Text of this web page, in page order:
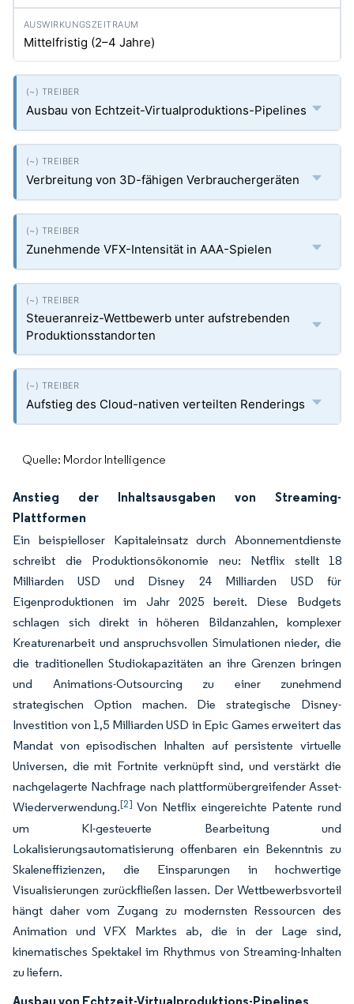
Mittelfristig (2–4 Jahre)
Ausbau von Echtzeit-Virtualproduktions-Pipelines
Verbreitung von 3D-fähigen Verbrauchergeräten
Zunehmende VFX-Intensität in AAA-Spielen
Steueranreiz-Wettbewerb unter aufstrebenden
Produktionsstandorten
Aufstieg des Cloud-nativen verteilten Renderings
Quelle: Mordor Intelligence
Anstieg der Inhaltsausgaben von Streaming-
Plattformen
Ein beispielloser Kapitaleinsatz durch Abonnementdienste
schreibt die Produktionsökonomie neu: Netflix stellt 18
Milliarden USD und Disney 24 Milliarden USD für
Eigenproduktionen im Jahr 2025 bereit. Diese Budgets
schlagen sich direkt in höheren Bildanzahlen, komplexer
Kreaturenarbeit und anspruchsvollen Simulationen nieder, die
die traditionellen Studiokapazitäten an ihre Grenzen bringen
und Animations-Outsourcing zu einer zunehmend
strategischen Option machen. Die strategische Disney-
Investition von 1,5 Milliarden USD in Epic Games erweitert das
Mandat von episodischen Inhalten auf persistente virtuelle
Universen, die mit Fortnite verknüpft sind, und verstärkt die
nachgelagerte Nachfrage nach plattformübergreifender Asset-
Wiederverwendung.[2] Von Netflix eingereichte Patente rund
um KI-gesteuerte Bearbeitung und
Lokalisierungsautomatisierung offenbaren ein Bekenntnis zu
Skaleneffizienzen, die Einsparungen in hochwertige
Visualisierungen zurückfließen lassen. Der Wettbewerbsvorteil
hängt daher vom Zugang zu modernsten Ressourcen des
Animation und VFX Marktes ab, die in der Lage sind,
kinematisches Spektakel im Rhythmus von Streaming-Inhalten
zu liefern.
Ausbau von Echtzeit-Virtualproduktions-Pipelines